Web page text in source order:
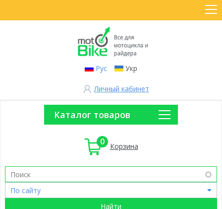
Рус Укр
Личный кабинет
Каталог товаров
0 Корзина